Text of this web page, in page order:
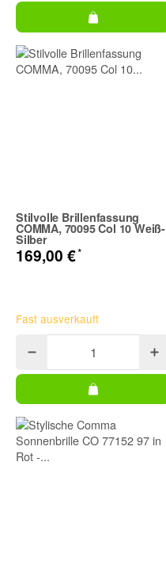
Stilvolle Brillenfassung
COMMA, 70095 Col 10 Weiß-
Silber
169,00 €*
Fast ausverkauft